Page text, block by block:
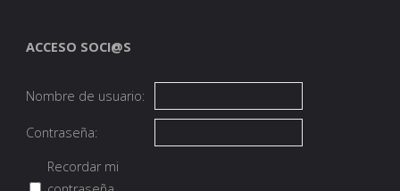
ACCESO SOCI@S
Nombre de usuario:
Contraseña:
Recordar mi